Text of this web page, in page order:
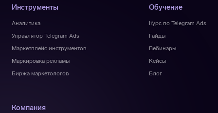
Инструменты
Аналитика
Управлятор Telegram Ads
Маркетплейс инструментов
Маркировка рекламы
Биржа маркетологов
Обучение
Курс по Telegram Ads
Гайды
Вебинары
Кейсы
Блог
Компания